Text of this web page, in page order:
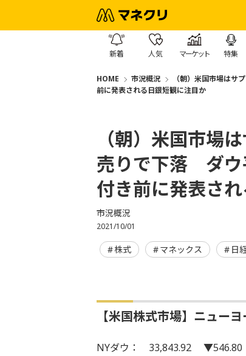
新着 人気 マーケット 特集
HOME 市況概況
（朝）米国市場は
前に発表される日銀短観に注目か
（朝）米国市場
売りで下落 ダウ
付き前に発表さ
市況概況
2021/10/01
株式 マネックス 日
【米国株式市場】ニュー
NYダウ： 33,843.92 ▼546.80